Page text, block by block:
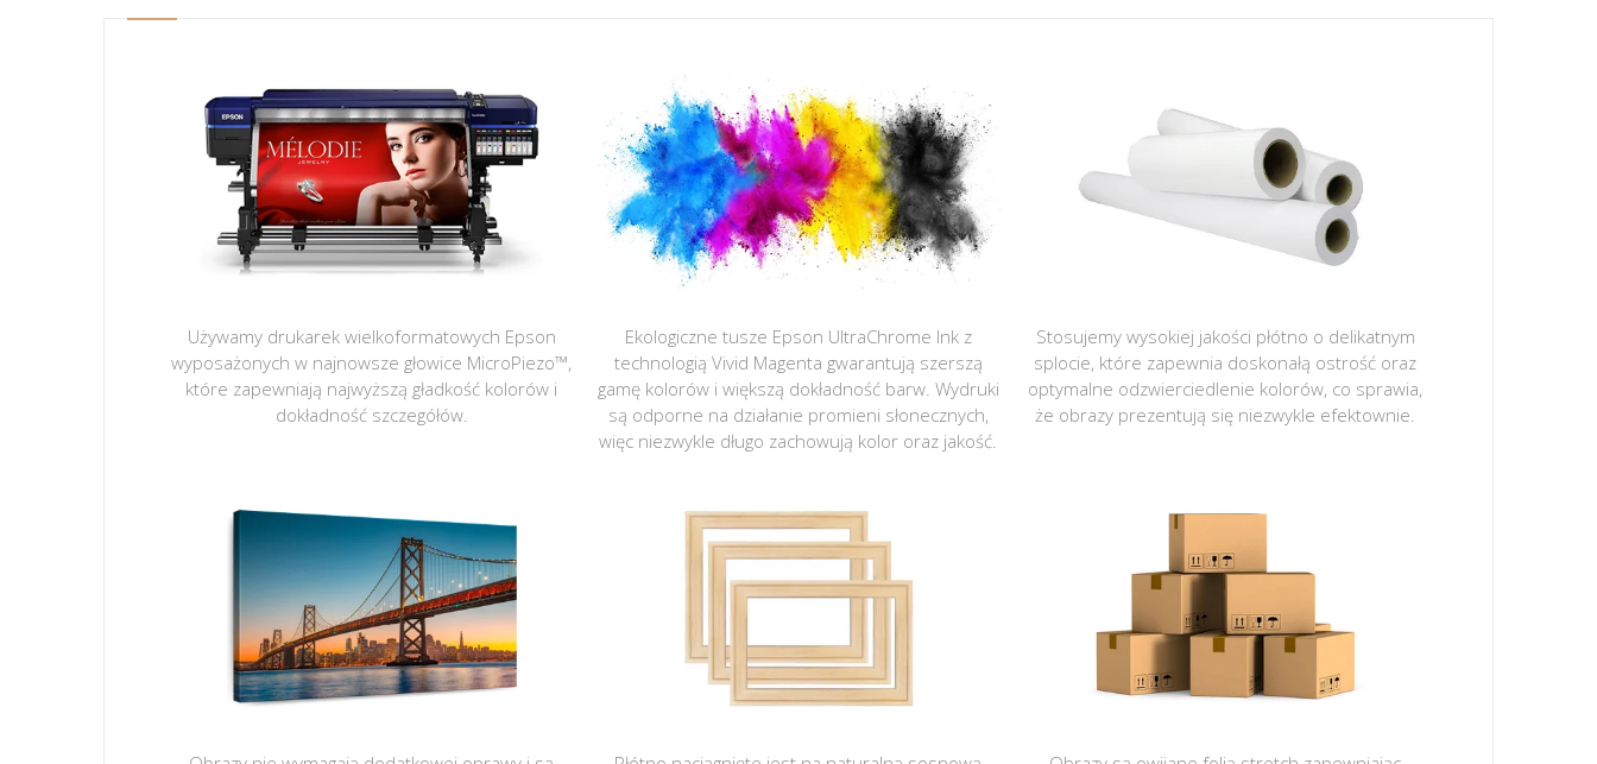
Używamy drukarek wielkoformatowych Epson
wyposażonych w najnowsze głowice MicroPiezo™,
które zapewniają najwyższą gładkość kolorów i
dokładność szczegółów.
Ekologiczne tusze Epson UltraChrome Ink z
technologią Vivid Magenta gwarantują szerszą
gamę kolorów i większą dokładność barw. Wydruki
są odporne na działanie promieni słonecznych,
więc niezwykle długo zachowują kolor oraz jakość.
Stosujemy wysokiej jakości płótno o delikatnym
splocie, które zapewnia doskonałą ostrość oraz
optymalne odzwierciedlenie kolorów, co sprawia,
że obrazy prezentują się niezwykle efektownie.